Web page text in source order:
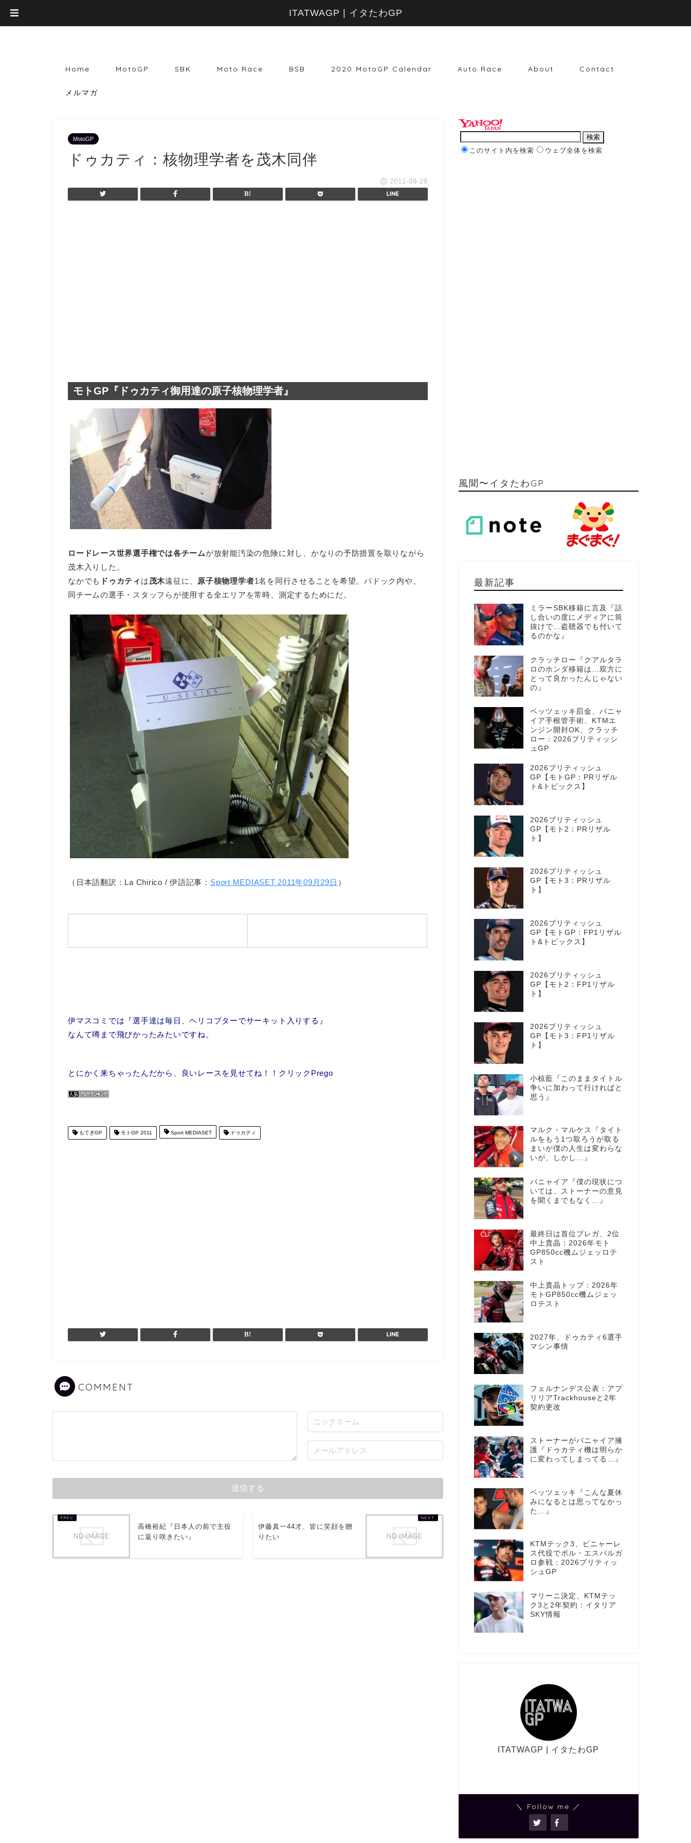
Home MotoGP SBK Moto Race BSB 2020 MotoGP Calendar Auto Race About Contact
メルマガ
MotoGP
ドゥカティ：核物理学者を茂木同伴
2011-09-29
モトGP『ドゥカティ御用達の原子核物理学者』
ロードレース世界選手権では各チームが放射能汚染の危険に対し、かなりの予防措置を取りながら
茂木入りした。
なかでも ドゥカティ は茂木遠征に、 原子核物理学者1名を同行させることを希望。パドック内や、
同チームの選手・スタッフらが使用する全エリアを常時、測定するためにだ。
（日本語翻訳：La Chirico / 伊語記事： Sport MEDIASET 2011年09月29日 ）
伊マスコミでは『選手達は毎日、ヘリコプターでサーキット入りする』
なんて噂まで飛びかったみたいですね。
とにかく来ちゃったんだから、良いレースを見せてね！！クリックPrego
もてぎGP モトGP 2011 Sport MEDIASET ドゥカティ
COMMENT
高橋裕紀『日本人の前で主役
に返り咲きたい』
伊藤真一44才、皆に笑顔を贈
りたい
このサイト内を検索 ウェブ全体を検索
風聞〜イタたわGP
最新記事
ミラーSBK移籍に言及『話
し合いの度にメディアに筒
抜けで…盗聴器でも付いて
るのかな』
クラッチロー『クアルタラ
ロのホンダ移籍は…双方に
とって良かったんじゃない
の』
ベッツェッキ罰金、バニャ
イア手根管手術、KTMエ
ンジン開封OK、クラッチ
ロー：2026ブリティッシ
ュGP
2026ブリティッシュ
GP【モトGP：PRリザル
ト&トピックス】
2026ブリティッシュ
GP【モト2：PRリザル
ト】
2026ブリティッシュ
GP【モト3：PRリザル
ト】
2026ブリティッシュ
GP【モトGP：FP1リザル
ト&トピックス】
2026ブリティッシュ
GP【モト2：FP1リザル
ト】
2026ブリティッシュ
GP【モト3：FP1リザル
ト】
小椋藍『このままタイトル
争いに加わって行ければと
思う』
マルク・マルケス『タイト
ルをもう1つ取ろうが取る
まいが僕の人生は変わらな
いが、しかし…』
バニャイア『僕の現状につ
いては、ストーナーの意見
を聞くまでもなく…』
最終日は首位ブレガ、2位
中上貴晶：2026年モト
GP850cc機ムジェッロテ
スト
中上貴晶トップ：2026年
モトGP850cc機ムジェッ
ロテスト
2027年、ドゥカティ6選手
マシン事情
フェルナンデス公表：アプ
リリアTrackhouseと2年
契約更改
ストーナーがバニャイア擁
護『ドゥカティ機は明らか
に変わってしまってる…』
ベッツェッキ『こんな夏休
みになるとは思ってなかっ
た…』
KTMテック3、ビニャーレ
ス代役でポル・エスパルガ
ロ参戦：2026ブリティッ
シュGP
マリーニ決定、KTMテッ
ク3と2年契約：イタリア
SKY情報
ITATWAGP | イタたわGP
＼ Follow me ／
ITATWAGP | イタたわGP